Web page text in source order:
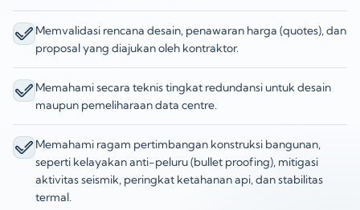
Memvalidasi rencana desain, penawaran harga (quotes), dan
proposal yang diajukan oleh kontraktor.
Memahami secara teknis tingkat redundansi untuk desain
maupun pemeliharaan data centre.
Memahami ragam pertimbangan konstruksi bangunan,
seperti kelayakan anti-peluru (bullet proofing), mitigasi
aktivitas seismik, peringkat ketahanan api, dan stabilitas
termal.